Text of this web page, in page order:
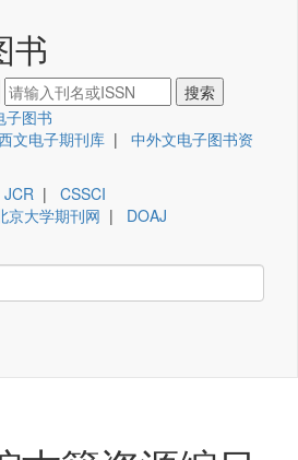
书
子图书
文电子期刊库 | 中外文电子图书资
JCR | CSSCI
京大学期刊网 | DOAJ